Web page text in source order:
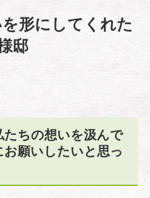
形にしてくれた
邸
たちの想いを汲んで
お願いしたいと思っ